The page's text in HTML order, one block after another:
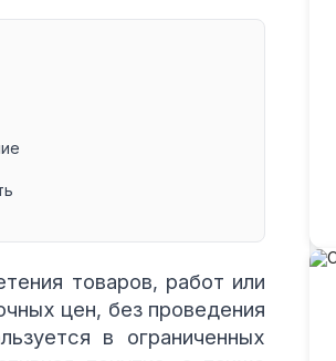
товаров, работ или
цен, без проведения
в ограниченных